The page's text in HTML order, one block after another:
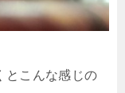
とこんな感じの